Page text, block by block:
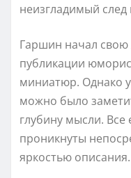
неизгладимый след
Гаршин начал свою
публикации
миниатюр. Однако
можно было
глубину мысли. Все
проникнуты
яркостью описания.